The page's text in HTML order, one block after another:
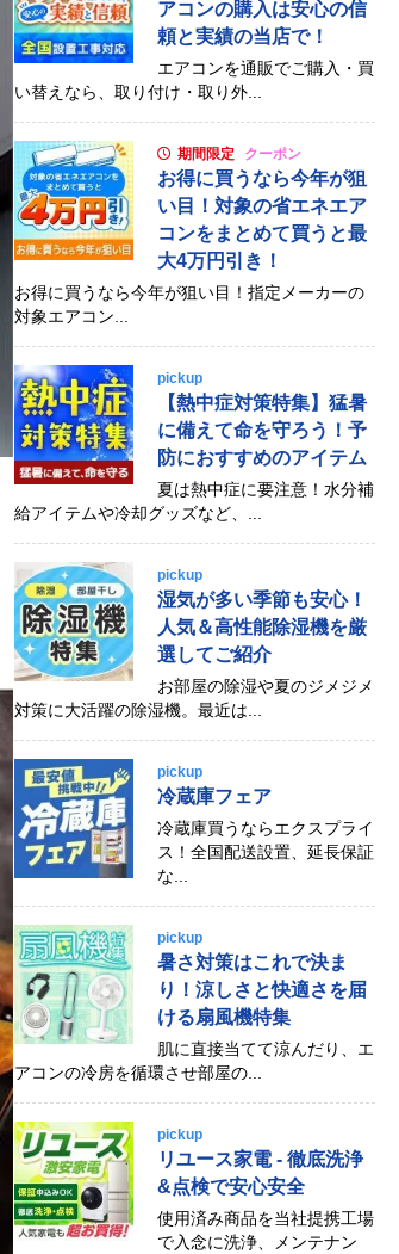
アコンの購入は安心の信
頼と実績の当店で！
エアコンを通販でご購入・買
い替えなら、取り付け・取り外...
期間限定 クーポン
お得に買うなら今年が狙
い目！対象の省エネエア
コンをまとめて買うと最
大4万円引き！
お得に買うなら今年が狙い目！指定メーカーの
対象エアコン...
pickup
【熱中症対策特集】猛暑
に備えて命を守ろう！予
防におすすめのアイテム
夏は熱中症に要注意！水分補
給アイテムや冷却グッズなど、...
pickup
湿気が多い季節も安心！
人気＆高性能除湿機を厳
選してご紹介
お部屋の除湿や夏のジメジメ
対策に大活躍の除湿機。最近は...
pickup
冷蔵庫フェア
冷蔵庫買うならエクスプライ
ス！全国配送設置、延長保証
な...
pickup
暑さ対策はこれで決ま
り！涼しさと快適さを届
ける扇風機特集
肌に直接当てて涼んだり、エ
アコンの冷房を循環させ部屋の...
pickup
リユース家電 - 徹底洗浄
&点検で安心安全
使用済み商品を当社提携工場
で入念に洗浄、メンテナン